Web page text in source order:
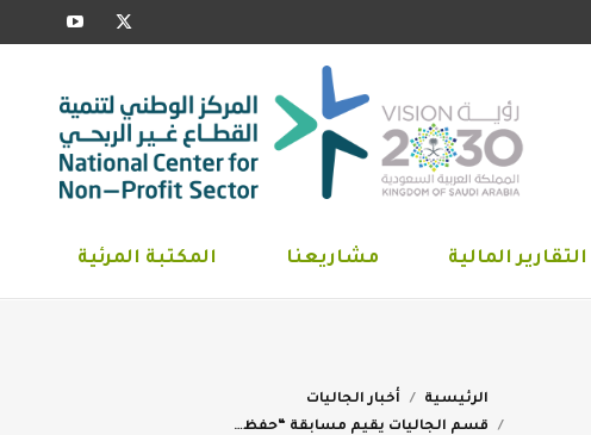
X
opens
in
new
window
opens
in
new
window
التقارير المالية مشاريعنا المكتبة المرئية
You are here:
الرئيسية
أخبار الجاليات
قسم الجاليات يقيم مسابقة “حفظ…
التقارير المالية مشاريعنا المكتبة المرئية